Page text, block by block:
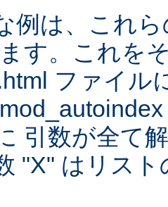
例は、これ
す。これを
ファイル
引数が全て
"X" はリス